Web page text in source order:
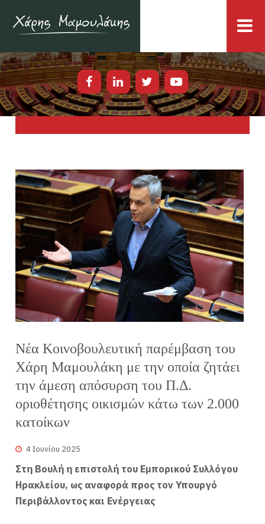
Νέα Κοινοβουλευτική παρέμβαση του
Χάρη Μαμουλάκη με την οποία ζητάει
την άμεση απόσυρση του Π.Δ.
οριοθέτησης οικισμών κάτω των 2.000
κατοίκων
4 Ιουνίου 2025
Στη Βουλή η επιστολή του Εμπορικού Συλλόγου
Ηρακλείου, ως αναφορά προς τον Υπουργό
Περιβάλλοντος και Ενέργειας